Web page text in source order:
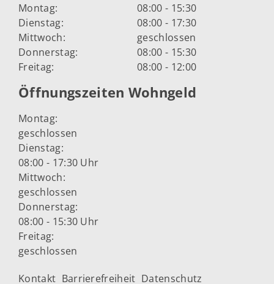
Montag:
08:00 - 15:30
Dienstag:
08:00 - 17:30
Mittwoch:
geschlossen
Donnerstag:
08:00 - 15:30
Freitag:
08:00 - 12:00
Öffnungszeiten Wohngeld
Montag:
geschlossen
Dienstag:
08:00 - 17:30 Uhr
Mittwoch:
geschlossen
Donnerstag:
08:00 - 15:30 Uhr
Freitag:
geschlossen
Kontakt Barrierefreiheit Datenschutz